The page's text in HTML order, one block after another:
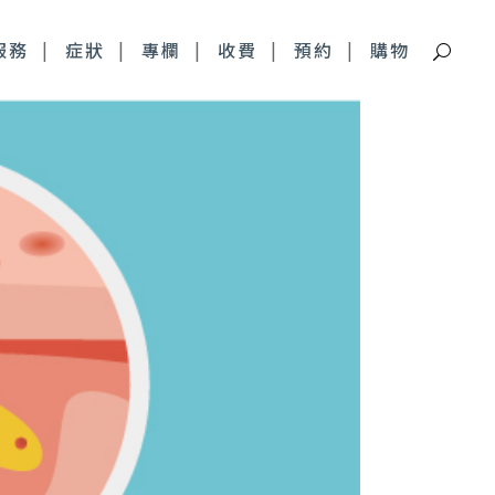
務
深層痘疤 皮下剝離
青春痘疤痕 複合式治療
症狀 專欄 收費 預約 購物